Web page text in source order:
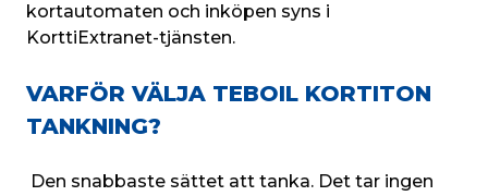
kortautomaten och inköpen syns i
KorttiExtranet-tjänsten.
VARFÖR VÄLJA TEBOIL KORTITON
TANKNING?